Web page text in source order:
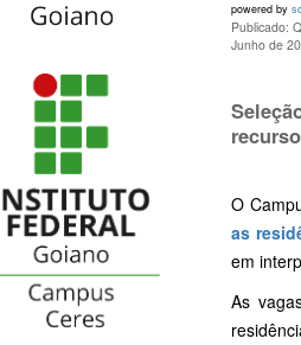
powered by
Publicado:
Junho de
O
as
em
As